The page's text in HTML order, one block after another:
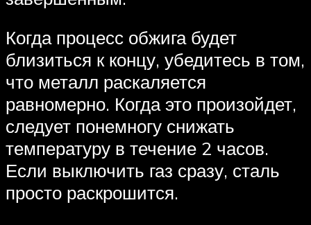
Когда процесс обжига будет
близиться к концу, убедитесь в том,
что металл раскаляется
равномерно. Когда это произойдет,
следует понемногу снижать
температуру в течение 2 часов.
Если выключить газ сразу, сталь
просто раскрошится.